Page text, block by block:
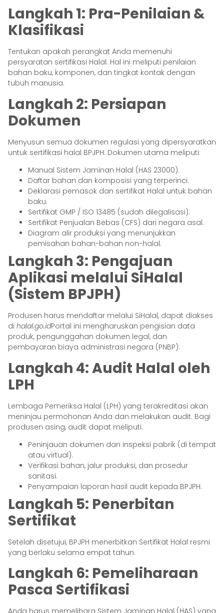
Langkah 1: Pra-Penilaian &
Klasifikasi
Tentukan apakah perangkat Anda memenuhi
persyaratan sertifikasi Halal. Hal ini meliputi penilaian
bahan baku, komponen, dan tingkat kontak dengan
tubuh manusia.
Langkah 2: Persiapan
Dokumen
Menyusun semua dokumen regulasi yang dipersyaratkan
untuk sertifikasi halal BPJPH. Dokumen utama meliputi:
Manual Sistem Jaminan Halal (HAS 23000).
Daftar bahan dan komposisi yang terperinci.
Deklarasi pemasok dan sertifikat Halal untuk bahan
baku.
Sertifikat GMP / ISO 13485 (sudah dilegalisasi).
Sertifikat Penjualan Bebas (CFS) dari negara asal.
Diagram alir produksi yang menunjukkan
pemisahan bahan-bahan non-halal.
Langkah 3: Pengajuan
Aplikasi melalui SiHalal
(Sistem BPJPH)
Produsen harus mendaftar melalui SiHalal, dapat diakses
di halal.go.idPortal ini mengharuskan pengisian data
produk, pengunggahan dokumen legal, dan
pembayaran biaya administrasi negara (PNBP).
Langkah 4: Audit Halal oleh
LPH
Lembaga Pemeriksa Halal (LPH) yang terakreditasi akan
meninjau permohonan Anda dan melakukan audit. Bagi
produsen asing, audit dapat meliputi:
Peninjauan dokumen dan inspeksi pabrik (di tempat
atau virtual).
Verifikasi bahan, jalur produksi, dan prosedur
sanitasi.
Penyampaian laporan hasil audit kepada BPJPH.
Langkah 5: Penerbitan
Sertifikat
Setelah disetujui, BPJPH menerbitkan Sertifikat Halal resmi
yang berlaku selama empat tahun.
Langkah 6: Pemeliharaan
Pasca Sertifikasi